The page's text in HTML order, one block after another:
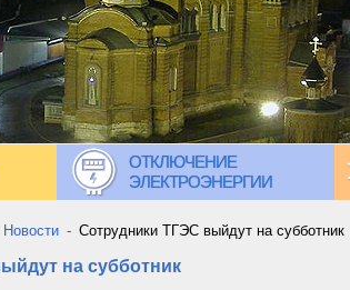
ОТКЛЮЧЕНИЕ
ЭЛЕКТРОЭНЕРГИИ
Новости - Сотрудники ТГЭС выйдут на субботник
на субботник